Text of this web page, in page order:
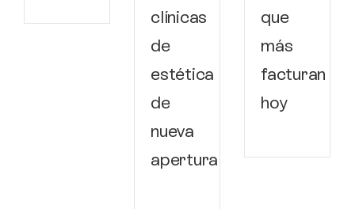
clínicas
de
estética
de
nueva
apertura
que
más
facturan
hoy